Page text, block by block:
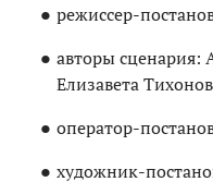
режиссер-
авторы
Елизавета
оператор-
художник-